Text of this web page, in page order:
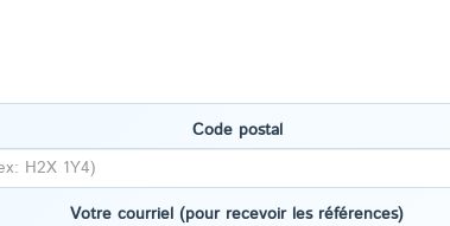
Code postal
Votre courriel (pour recevoir les références)